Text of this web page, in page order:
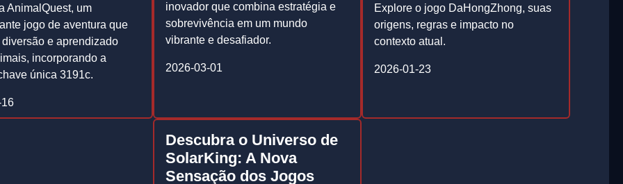
AnimalQuest, um
jogo de aventura que
e aprendizado
incorporando a
única 3191c.
inovador que combina estratégia e
sobrevivência em um mundo
vibrante e desafiador.
2026-03-01
Explore o jogo DaHongZhong, suas
origens, regras e impacto no
contexto atual.
2026-01-23
Descubra o Universo de
SolarKing: A Nova
Sensação dos Jogos